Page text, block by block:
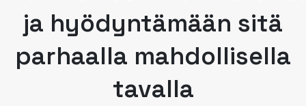
ja hyödyntämään sitä
parhaalla mahdollisella
tavalla